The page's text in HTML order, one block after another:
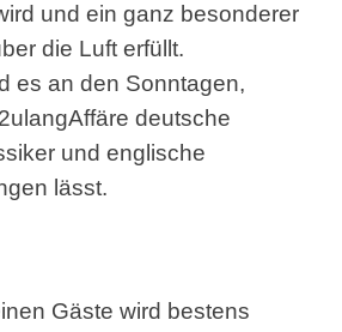
und ein ganz besonderer
die Luft erfüllt.
es an den Sonntagen,
deutsche
und englische
lässt.
Gäste wird bestens